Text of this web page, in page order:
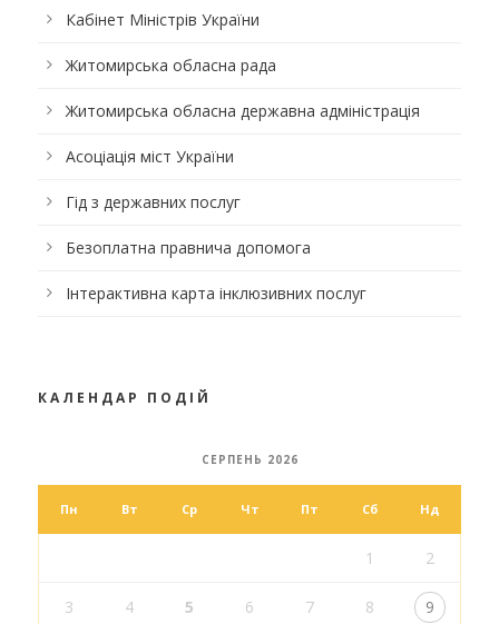
Кабінет Міністрів України
Житомирська обласна рада
Житомирська обласна державна адміністрація
Асоціація міст України
Гід з державних послуг
Безоплатна правнича допомога
Інтерактивна карта інклюзивних послуг
КАЛЕНДАР ПОДІЙ
СЕРПЕНЬ 2026
Пн Вт Ср Чт Пт Сб Нд
1 2
3 4 5 6 7 8 9